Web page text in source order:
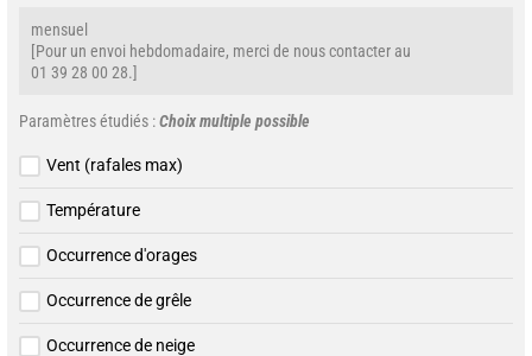
mensuel
[Pour un envoi hebdomadaire, merci de nous contacter au
01 39 28 00 28.]
Paramètres étudiés :Choix multiple possible
Vent (rafales max)
Température
Occurrence d'orages
Occurrence de grêle
Occurrence de neige